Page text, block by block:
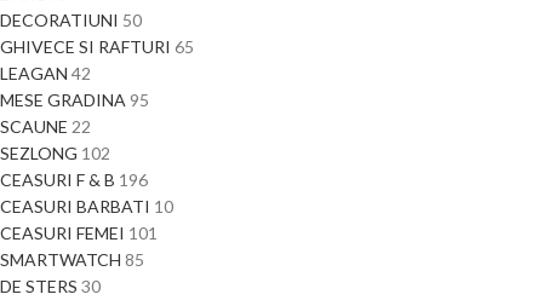
DECORATIUNI 50
GHIVECE SI RAFTURI 65
LEAGAN 42
MESE GRADINA 95
SCAUNE 22
SEZLONG 102
CEASURI F & B 196
CEASURI BARBATI 10
CEASURI FEMEI 101
SMARTWATCH 85
DE STERS 30